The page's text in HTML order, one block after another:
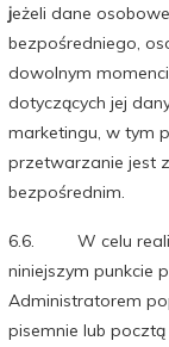
jeżeli dane
bezpośredniego,
dowolnym
dotyczących jej
marketingu, w tym
przetwarzanie jest
bezpośrednim.
6.6. W celu
niniejszym punkcie
Administratorem
pisemnie lub